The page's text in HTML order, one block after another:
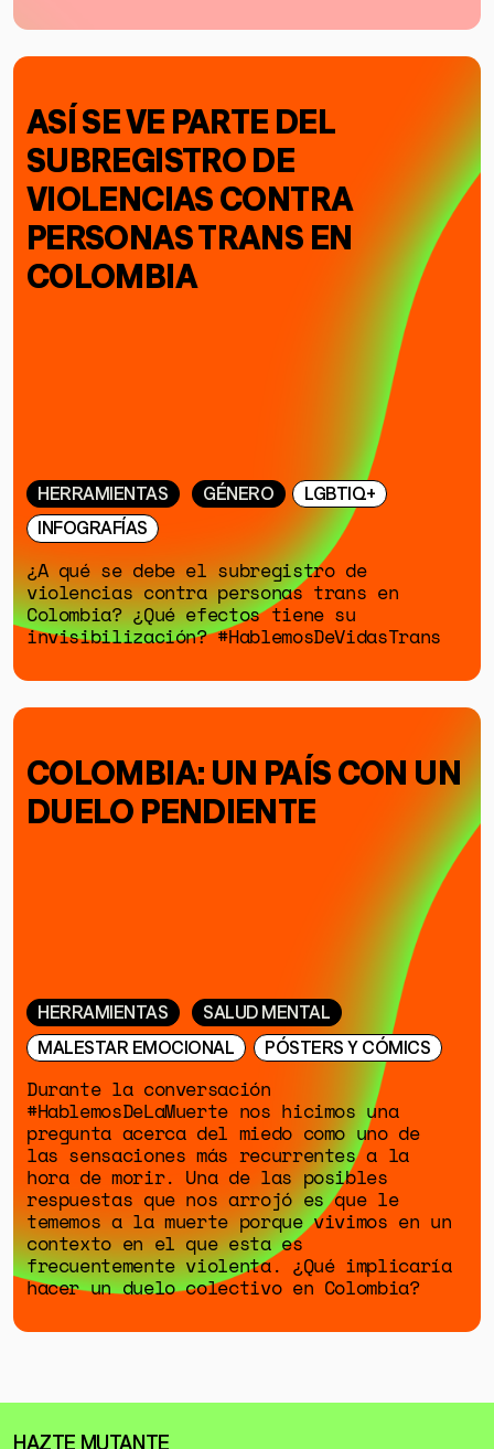
ASÍ SE VE PARTE DEL
SUBREGISTRO DE
VIOLENCIAS CONTRA
PERSONAS TRANS EN
COLOMBIA
HERRAMIENTAS GÉNERO
LGBTIQ+
INFOGRAFÍAS
¿A qué se debe el subregistro de
violencias contra personas trans en
Colombia? ¿Qué efectos tiene su
invisibilización? #HablemosDeVidasTrans
COLOMBIA: UN PAÍS CON UN
DUELO PENDIENTE
HERRAMIENTAS
SALUD MENTAL
MALESTAR EMOCIONAL
PÓSTERS Y CÓMICS
Durante la conversación
#HablemosDeLaMuerte nos hicimos una
pregunta acerca del miedo como uno de
las sensaciones más recurrentes a la
hora de morir. Una de las posibles
respuestas que nos arrojó es que le
tememos a la muerte porque vivimos en un
contexto en el que esta es
frecuentemente violenta. ¿Qué implicaría
hacer un duelo colectivo en Colombia?